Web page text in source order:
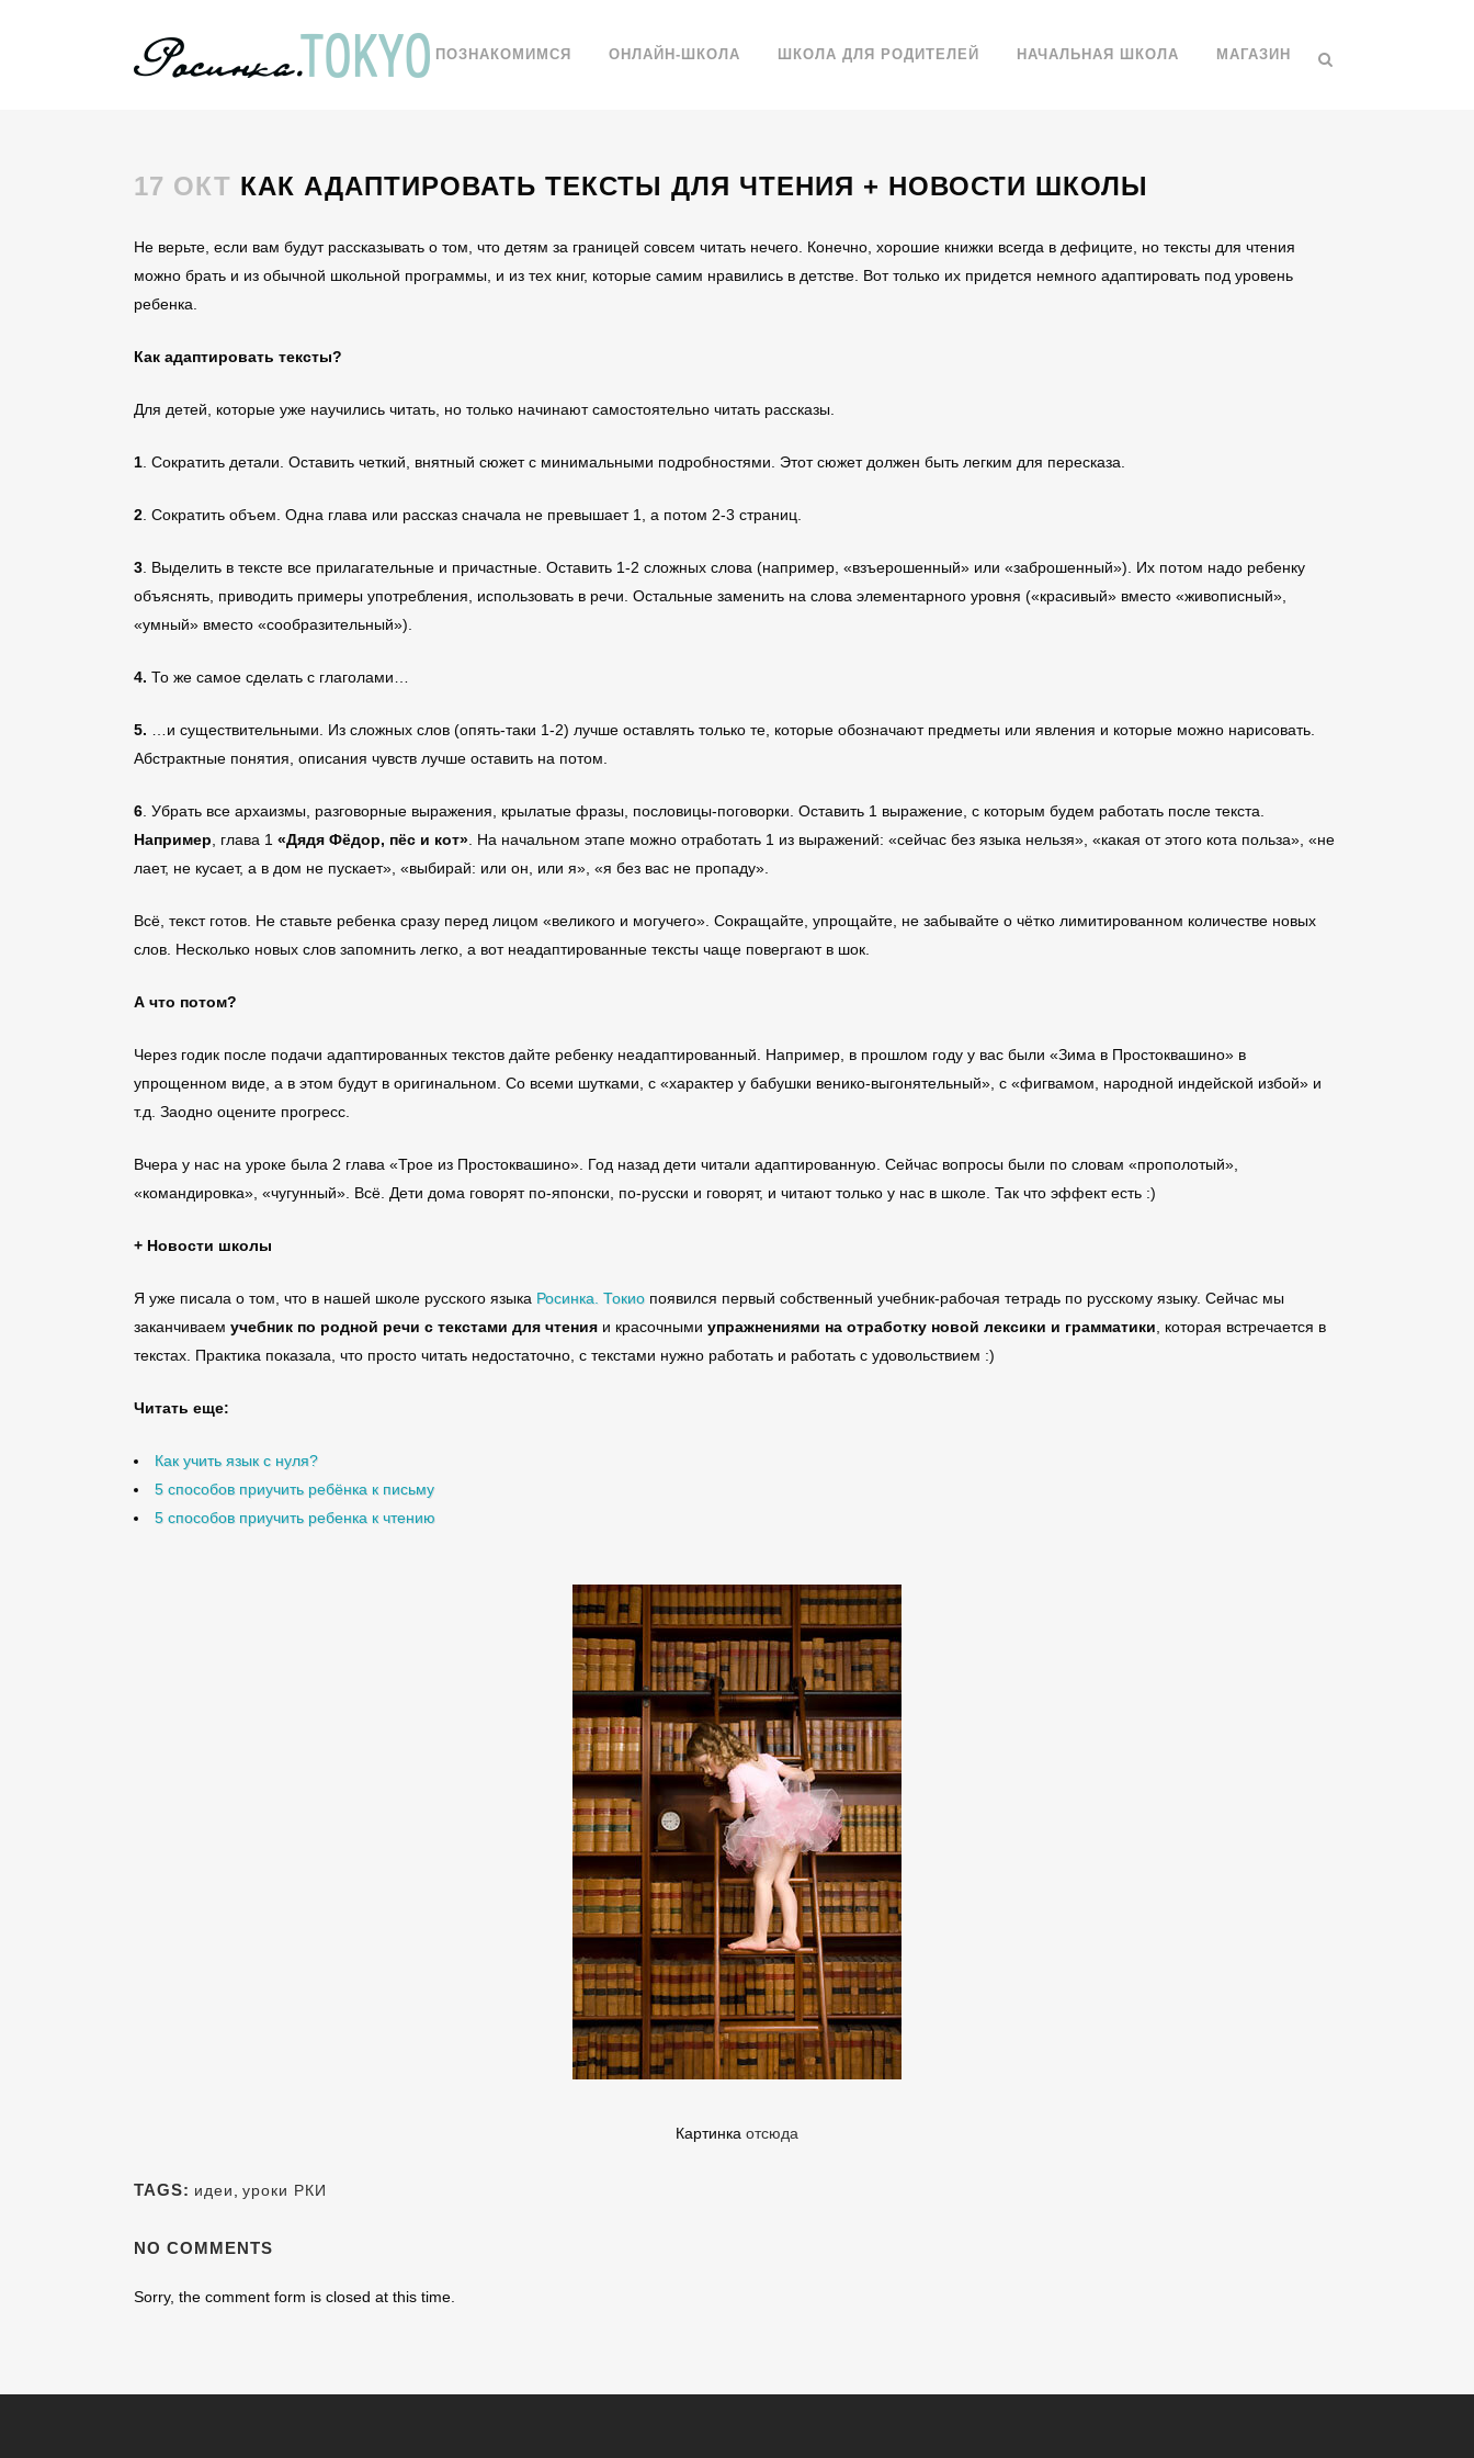
ПОЗНАКОМИМСЯ ОНЛАЙН-ШКОЛА ШКОЛА ДЛЯ РОДИТЕЛЕЙ НАЧАЛЬНАЯ ШКОЛА МАГАЗИН
17 ОКТ КАК АДАПТИРОВАТЬ ТЕКСТЫ ДЛЯ ЧТЕНИЯ + НОВОСТИ ШКОЛЫ
Не верьте, если вам будут рассказывать о том, что детям за границей совсем читать нечего. Конечно, хорошие книжки всегда в дефиците, но тексты для чтения
можно брать и из обычной школьной программы, и из тех книг, которые самим нравились в детстве. Вот только их придется немного адаптировать под уровень
ребенка.
Как адаптировать тексты?
Для детей, которые уже научились читать, но только начинают самостоятельно читать рассказы.
1 . Сократить детали. Оставить четкий, внятный сюжет с минимальными подробностями. Этот сюжет должен быть легким для пересказа.
2 . Сократить объем. Одна глава или рассказ сначала не превышает 1, а потом 2-3 страниц.
3 . Выделить в тексте все прилагательные и причастные. Оставить 1-2 сложных слова (например, «взъерошенный» или «заброшенный»). Их потом надо ребенку
объяснять, приводить примеры употребления, использовать в речи. Остальные заменить на слова элементарного уровня («красивый» вместо «живописный»,
«умный» вместо «сообразительный»).
4. То же самое сделать с глаголами…
5.
…и существительными. Из сложных слов (опять-таки 1-2) лучше оставлять только те, которые обозначают предметы или явления и которые можно нарисовать.
Абстрактные понятия, описания чувств лучше оставить на потом.
6 . Убрать все архаизмы, разговорные выражения, крылатые фразы, пословицы-поговорки. Оставить 1 выражение, с которым будем работать после текста.
Например , глава 1 «Дядя Фёдор, пёс и кот» . На начальном этапе можно отработать 1 из выражений: «сейчас без языка нельзя», «какая от этого кота польза», «не
лает, не кусает, а в дом не пускает», «выбирай: или он, или я», «я без вас не пропаду».
Всё, текст готов. Не ставьте ребенка сразу перед лицом «великого и могучего». Сокращайте, упрощайте, не забывайте о чётко лимитированном количестве новых
слов. Несколько новых слов запомнить легко, а вот неадаптированные тексты чаще повергают в шок.
А что потом?
Через годик после подачи адаптированных текстов дайте ребенку неадаптированный. Например, в прошлом году у вас были «Зима в Простоквашино» в
упрощенном виде, а в этом будут в оригинальном. Со всеми шутками, с «характер у бабушки венико-выгонятельный», с «фигвамом, народной индейской избой» и
т.д. Заодно оцените прогресс.
Вчера у нас на уроке была 2 глава «Трое из Простоквашино». Год назад дети читали адаптированную. Сейчас вопросы были по словам «прополотый»,
«командировка», «чугунный». Всё. Дети дома говорят по-японски, по-русски и говорят, и читают только у нас в школе. Так что эффект есть :)
+ Новости школы
Я уже писала о том, что в нашей школе русского языка Росинка. Токио появился первый собственный учебник-рабочая тетрадь по русскому языку. Сейчас мы
заканчиваем учебник по родной речи с текстами для чтения и красочными упражнениями на отработку новой лексики и грамматики , которая встречается в
текстах. Практика показала, что просто читать недостаточно, с текстами нужно работать и работать с удовольствием :)
Читать еще:
Как учить язык с нуля?
5 способов приучить ребёнка к письму
5 способов приучить ребенка к чтению
Картинка отсюда
TAGS: идеи уроки РКИ
NO COMMENTS
Sorry, the comment form is closed at this time.